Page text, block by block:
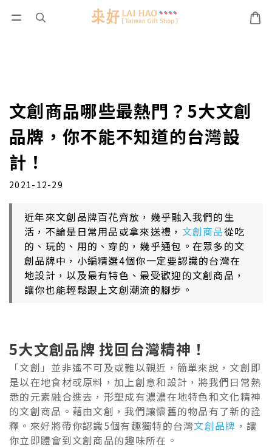
文創商品哪些最熱門？5大文創
品牌，你不能不知道的台灣設
計！
2021-12-29
近年來文創品牌百花齊放，幾乎融入我們的生
活，不論是日常用品或拿來送禮， 文創商品從吃
的、玩的、用的、穿的，幾乎通包。在眾多的文
創品牌中，小編精選4個你一定要認識的台灣在
地設計，以及最有特色、最受歡迎的文創商品 ，
讓你也能輕鬆跟上文創潮流的腳步。
5大文創品牌 找回台灣精神！
「文創」並非遙不可及或難以親近，簡單來說，文創即
是以在地食材或原料，加上創意和設計，將我們日常熟
悉的元素融合進去，形塑成有濃濃在地特色和文化精神
的文創商品。藉由文創，我們讓懷舊的物品有了新的詮
釋。來好將帶你認識5個有趣獨特的台灣文創品牌 ，讓
你立即體會到文創商品的趣味所在。